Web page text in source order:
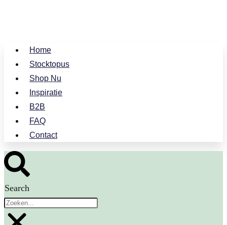
Home
Stocktopus
Shop Nu
Inspiratie
B2B
FAQ
Contact
Search